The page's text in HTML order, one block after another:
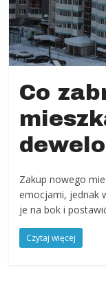
powiat
kłodzki,
Góry
Sowie,
Dolny
Śląsk,
informacje,
wiadomości,
wydarzenia
kulturalne,
reklama
Co
Zakup nowego
emocjami, jednak
je na bok i
Czytaj więcej